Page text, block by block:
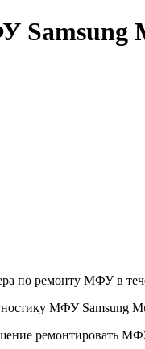
Samsung
по ремонту МФУ в
МФУ Samsung
ремонтировать